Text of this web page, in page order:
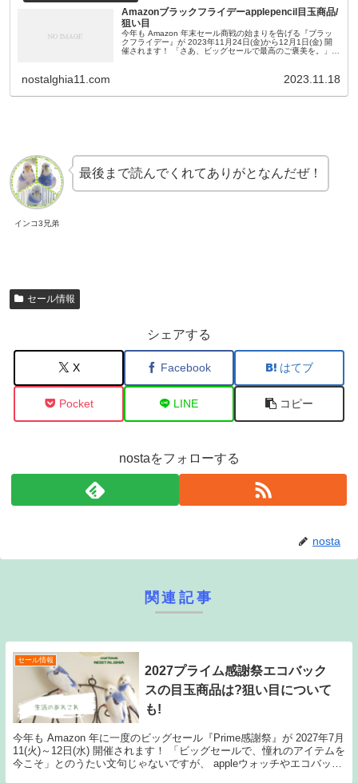
Amazonブラックフライデーapplepencil目玉商品/
狙い目
今年も Amazon 年末セール商戦の始まりを告げる『ブラッ
クフライデー』が 2023年11月24日(金)から12月1日(金) 開
催されます！ 「さあ、ビッグセールで最高のご褒美を。」と
nostalghia11.com 2023.11.18
インコ3兄弟
最後まで読んでくれてありがとなんだぜ！
セール情報
シェアする
X Facebook はてブ
Pocket LINE コピー
nostaをフォローする
nosta
関連記事
セール情報
2027プライム感謝祭エコバック
スの目玉商品は?狙い目について
も!
今年も Amazon 年に一度のビッグセール『Prime感謝祭』が 2027年7月
11(火)～12日(水) 開催されます！ 「ビッグセールで、憧れのアイテムを
今こそ」とのうたい文句じゃないですが、 appleウォッチやエコバック